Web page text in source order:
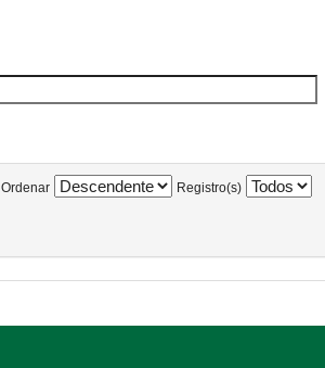
Ordenar Registro(s)